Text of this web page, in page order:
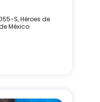
S, Héroes de
México.